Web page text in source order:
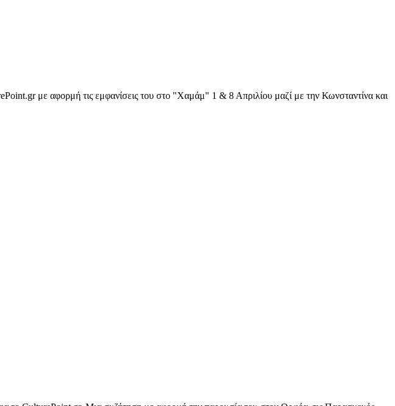
με αφορμή τις εμφανίσεις του στο "Χαμάμ" 1 & 8 Απριλίου μαζί με την Κωνσταντίνα και